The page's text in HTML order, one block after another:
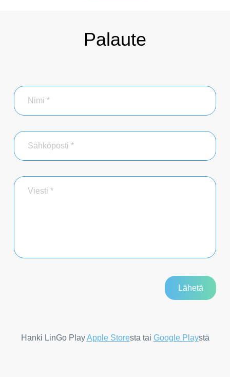
Palaute
Hanki LinGo PlayApple Storesta tai Google Playstä